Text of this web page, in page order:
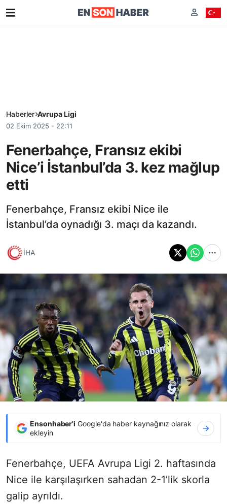
Haberler Avrupa Ligi
02 Ekim 2025 - 22:11
Fenerbahçe, Fransız ekibi
Nice’i İstanbul’da 3. kez mağlup
etti
Fenerbahçe, Fransız ekibi Nice ile
İstanbul’da oynadığı 3. maçı da kazandı.
İHA
Ensonhaber'i Google'da haber kaynağınız olarak
ekleyin
Fenerbahçe, UEFA Avrupa Ligi 2. haftasında
Nice ile karşılaşırken sahadan 2-1’lik skorla
galip ayrıldı.